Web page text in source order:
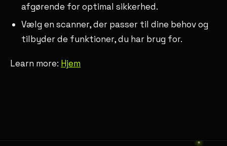
afgørende for optimal sikkerhed.
Vælg en scanner, der passer til dine behov og
tilbyder de funktioner, du har brug for.
Learn more: Hjem